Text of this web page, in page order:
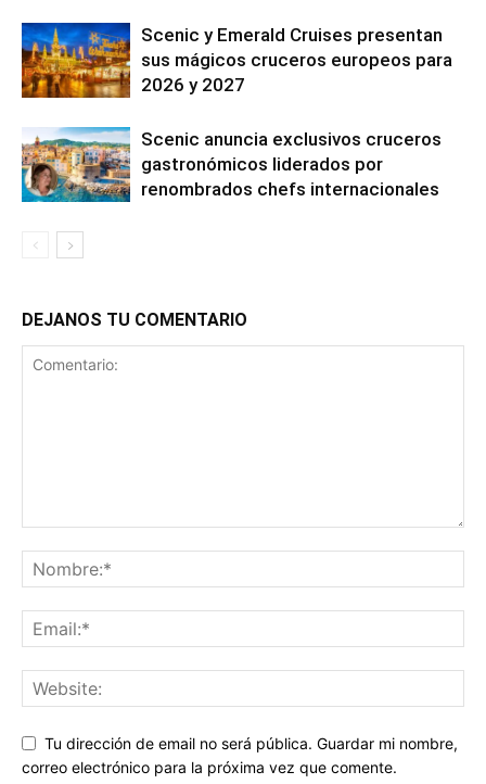
Scenic y Emerald Cruises presentan
sus mágicos cruceros europeos para
2026 y 2027
Scenic anuncia exclusivos cruceros
gastronómicos liderados por
renombrados chefs internacionales
DEJANOS TU COMENTARIO
Tu dirección de email no será pública. Guardar mi nombre,
correo electrónico para la próxima vez que comente.